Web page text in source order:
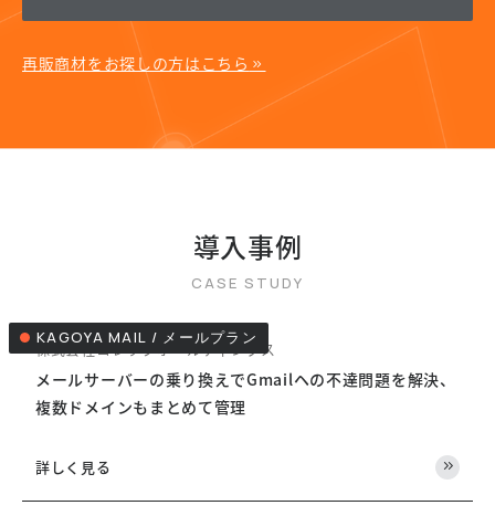
再販商材をお探しの方はこちら
導入事例
KAGOYA MAIL / メールプラン
メールサーバーの乗り換えでGmailヘの不達問題を解決、
複数ドメインもまとめて管理
株式会社コレックホールディングス
詳しく見る